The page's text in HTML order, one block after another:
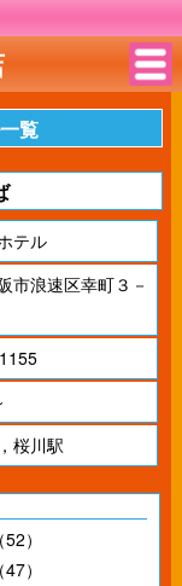
覧
テル
市浪速区幸町３－
桜川駅
）
）